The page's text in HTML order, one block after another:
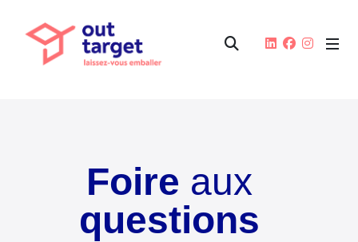
Foire aux
questions